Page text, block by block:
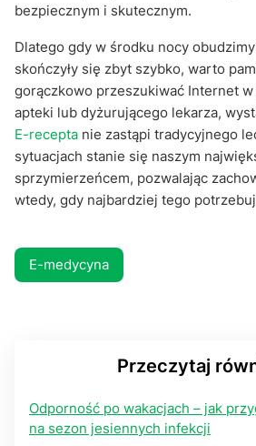
bezpiecznym i skutecznym.
Dlatego gdy w środku nocy
skończyły się zbyt szybko, warto
gorączkowo przeszukiwać Internet
apteki lub dyżurującego lekarza,
E-recepta nie zastąpi tradycyjnego
sytuacjach stanie się naszym
sprzymierzeńcem, pozwalając
wtedy, gdy najbardziej tego
E-medycyna
Przeczytaj
Odporność po wakacjach – jak
na sezon jesiennych infekcji